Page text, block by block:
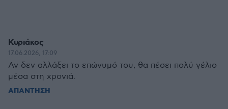
Κυριάκος
17.06.2026, 17:09
Αν δεν αλλάξει το επώνυμό του, θα πέσει πολύ γέλιο
μέσα στη χρονιά.
ΑΠΑΝΤΗΣΗ